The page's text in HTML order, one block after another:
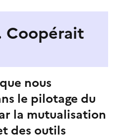
Coopérait
nous
le pilotage du
la mutualisation
des outils